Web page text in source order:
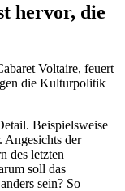
hervor, die
Voltaire, feuert
die Kulturpolitik
Beispielsweise
Angesichts der
des letzten
soll das
sein? So